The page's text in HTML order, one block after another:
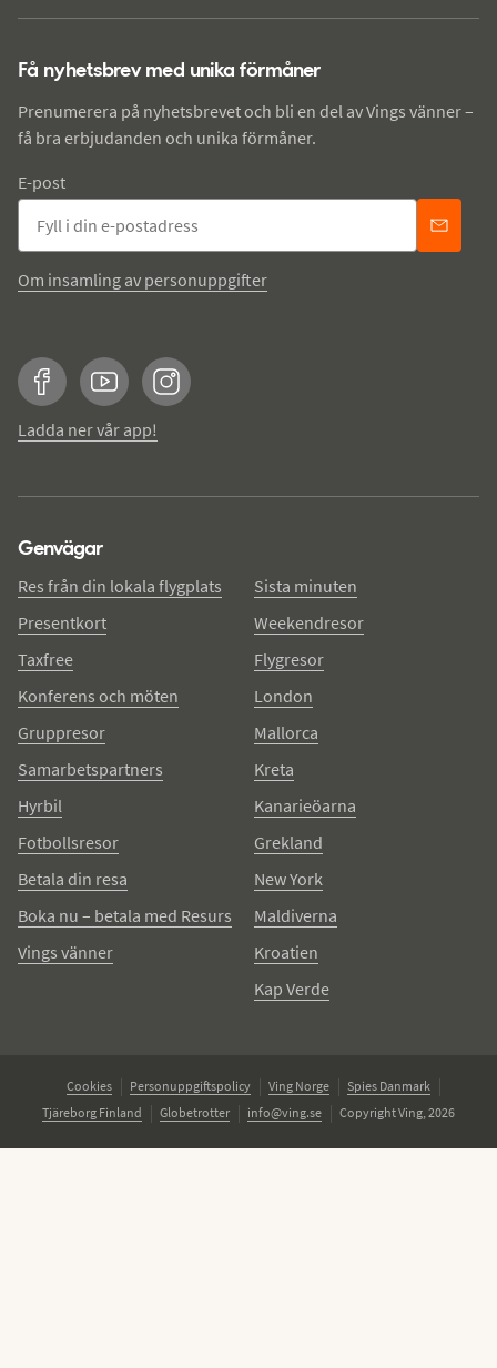
Få nyhetsbrev med unika förmåner
Prenumerera på nyhetsbrevet och bli en del av Vings vänner –
få bra erbjudanden och unika förmåner.
E-post
Om insamling av personuppgifter
FacebookYouTubeInstagram
Ladda ner vår app!
Genvägar
Res från din lokala flygplats
Presentkort
Taxfree
Konferens och möten
Gruppresor
Samarbetspartners
Hyrbil
Fotbollsresor
Betala din resa
Boka nu – betala med Resurs
Vings vänner
Sista minuten
Weekendresor
Flygresor
London
Mallorca
Kreta
Kanarieöarna
Grekland
New York
Maldiverna
Kroatien
Kap Verde
Cookies Personuppgiftspolicy Ving Norge
Spies Danmark
Tjäreborg Finland
Globetrotter info@ving.se Copyright Ving, 2026